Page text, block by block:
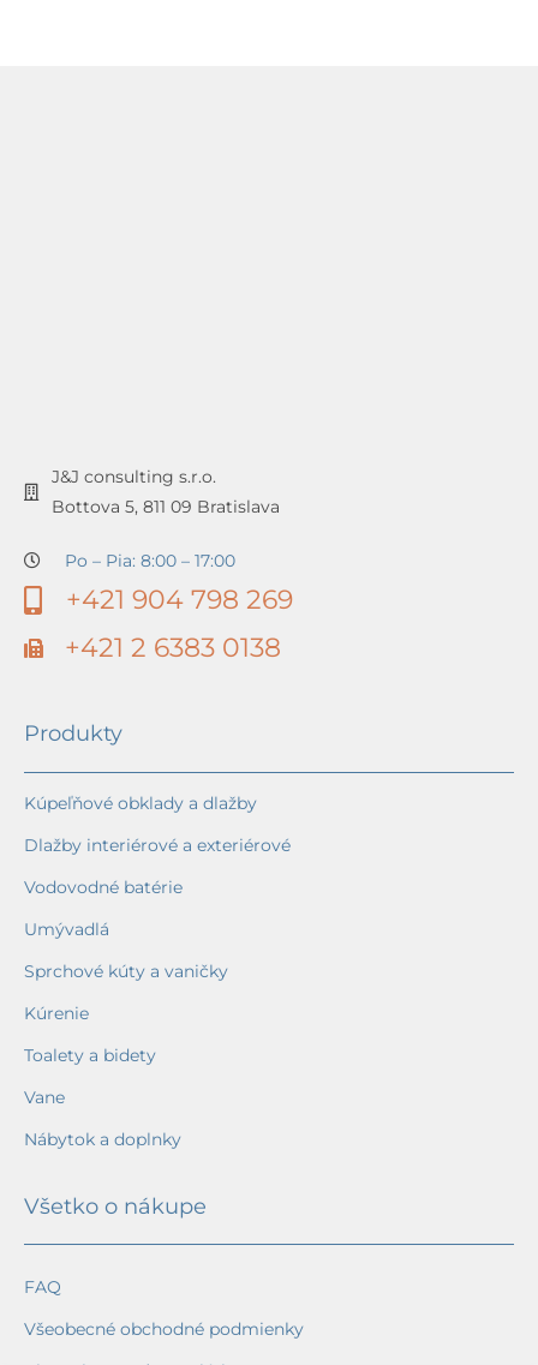
J&J consulting s.r.o.
Bottova 5, 811 09 Bratislava
Po – Pia: 8:00 – 17:00
+421 904 798 269
+421 2 6383 0138
Produkty
Kúpeľňové obklady a dlažby
Dlažby interiérové a exteriérové
Vodovodné batérie
Umývadlá
Sprchové kúty a vaničky
Kúrenie
Toalety a bidety
Vane
Nábytok a doplnky
Všetko o nákupe
FAQ
Všeobecné obchodné podmienky